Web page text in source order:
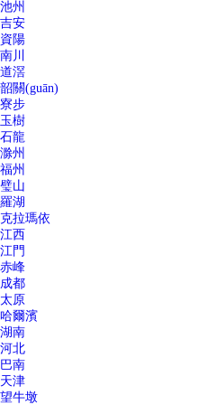
池州
吉安
資陽
南川
道滘
韶關(guān)
寮步
玉樹
石龍
滁州
福州
璧山
羅湖
克拉瑪依
江西
江門
赤峰
成都
太原
哈爾濱
湖南
河北
巴南
天津
望牛墩